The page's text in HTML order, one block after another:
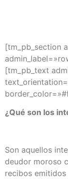
[tm_pb_section
[tm_pb_text
¿Qué son los
Son aquellos
deudor moroso
recibos